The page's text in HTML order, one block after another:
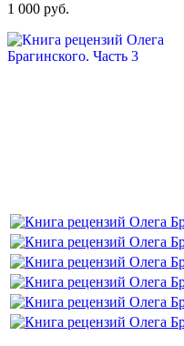
1 000 руб.